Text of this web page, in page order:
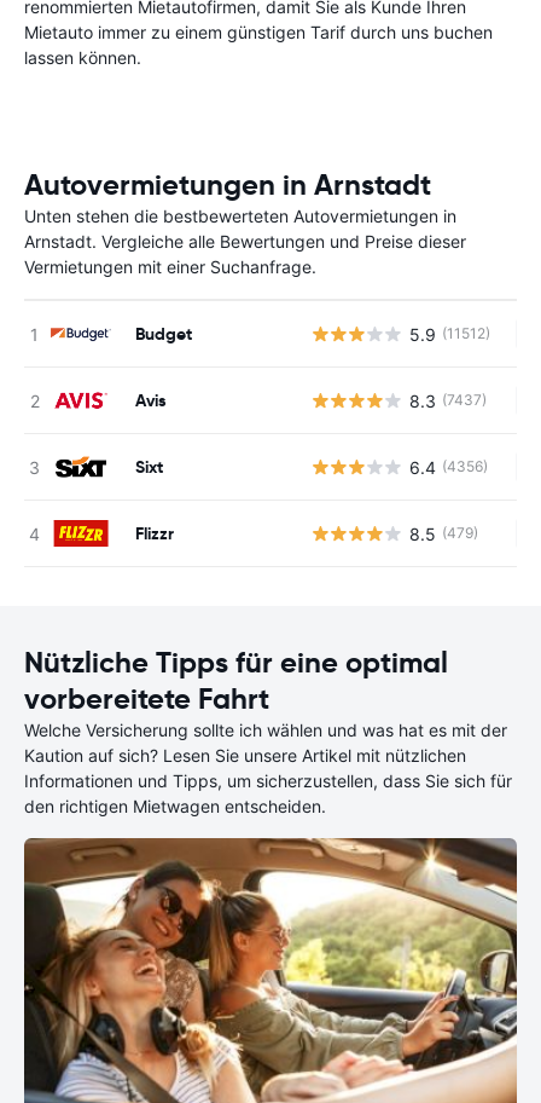
renommierten Mietautofirmen, damit Sie als Kunde Ihren
Mietauto immer zu einem günstigen Tarif durch uns buchen
lassen können.
Autovermietungen in Arnstadt
Unten stehen die bestbewerteten Autovermietungen in
Arnstadt. Vergleiche alle Bewertungen und Preise dieser
Vermietungen mit einer Suchanfrage.
Budget 5.9 (11512)
Avis 8.3 (7437)
Sixt 6.4 (4356)
Flizzr 8.5 (479)
Nützliche Tipps für eine optimal
vorbereitete Fahrt
Welche Versicherung sollte ich wählen und was hat es mit der
Kaution auf sich? Lesen Sie unsere Artikel mit nützlichen
Informationen und Tipps, um sicherzustellen, dass Sie sich für
den richtigen Mietwagen entscheiden.